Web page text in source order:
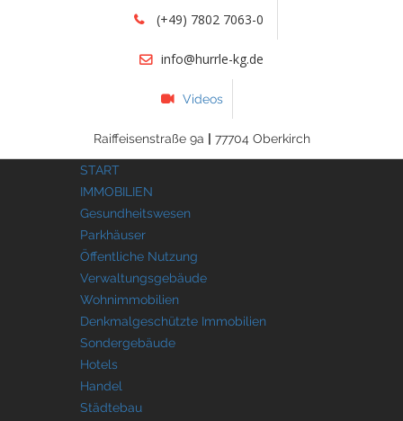
(+49) 7802 7063-0
info@hurrle-kg.de
Videos
Raiffeisenstraße 9a | 77704 Oberkirch
START
IMMOBILIEN
Gesundheitswesen
Parkhäuser
Öffentliche Nutzung
Verwaltungsgebäude
Wohnimmobilien
Denkmalgeschützte Immobilien
Sondergebäude
Hotels
Handel
Städtebau